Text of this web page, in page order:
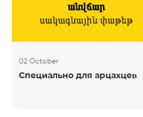
02 October
Специально для арцахцев